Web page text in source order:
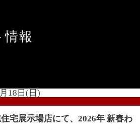
情報
18日(日)
宅展示場店にて、2026年 新春わ